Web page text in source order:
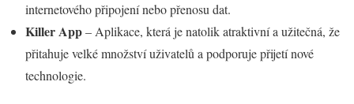
internetového připojení nebo přenosu dat.
Killer App– Aplikace, která je natolik atraktivní a užitečná, že
přitahuje velké množství uživatelů a podporuje přijetí nové
technologie.